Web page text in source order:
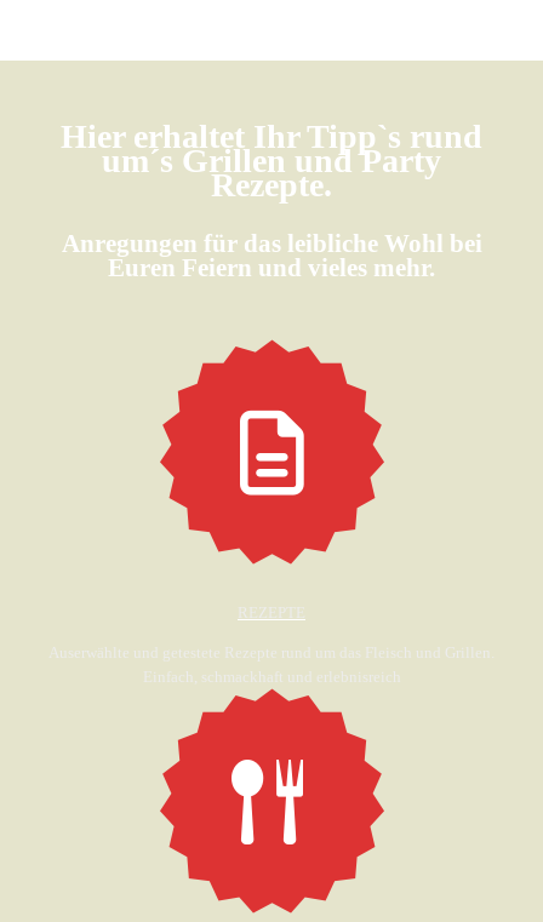
Hier erhaltet Ihr Tipp`s rund
um´s Grillen und Party
Rezepte.
Anregungen für das leibliche Wohl bei
Euren Feiern und vieles mehr.
REZEPTE
Auserwählte und getestete Rezepte rund um das Fleisch und Grillen.
Einfach, schmackhaft und erlebnisreich